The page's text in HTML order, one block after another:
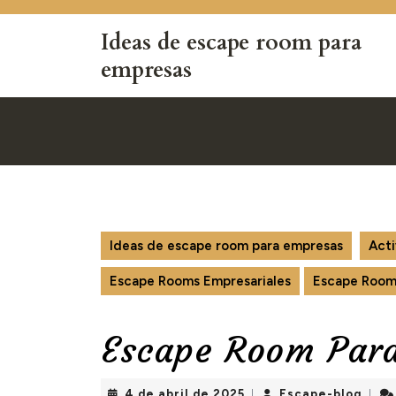
Ideas de escape room para
empresas
Ideas de escape room para empresas
Escape Rooms Empresariales Escape
Escape Room
4